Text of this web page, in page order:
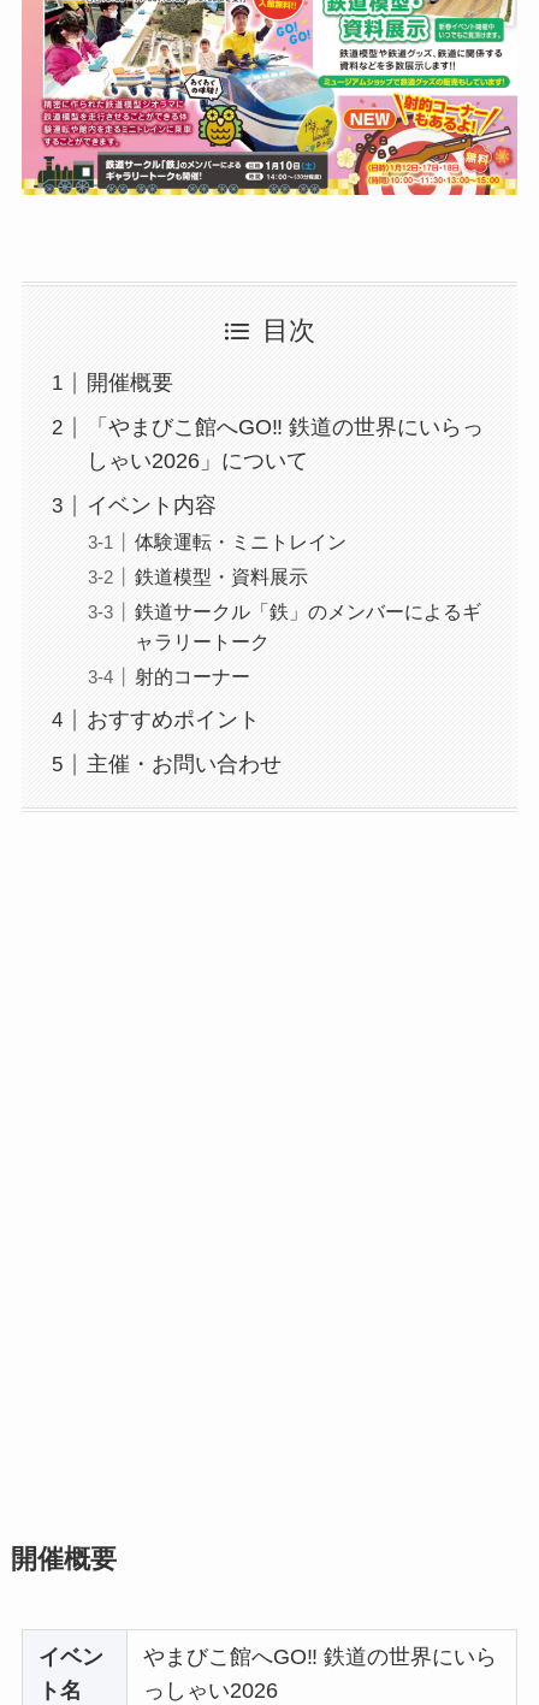
目次
開催概要
「やまびこ館へGO‼ 鉄道の世界にいらっ
しゃい2026」について
イベント内容
体験運転・ミニトレイン
鉄道模型・資料展示
鉄道サークル「鉄」のメンバーによるギ
ャラリートーク
射的コーナー
おすすめポイント
主催・お問い合わせ
開催概要
イベン
ト名
やまびこ館へGO‼ 鉄道の世界にいら
っしゃい2026